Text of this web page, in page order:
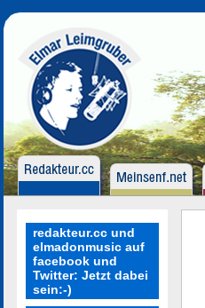
redakteur.cc und
elmadonmusic auf
facebook und
Twitter: Jetzt dabei
sein:-)